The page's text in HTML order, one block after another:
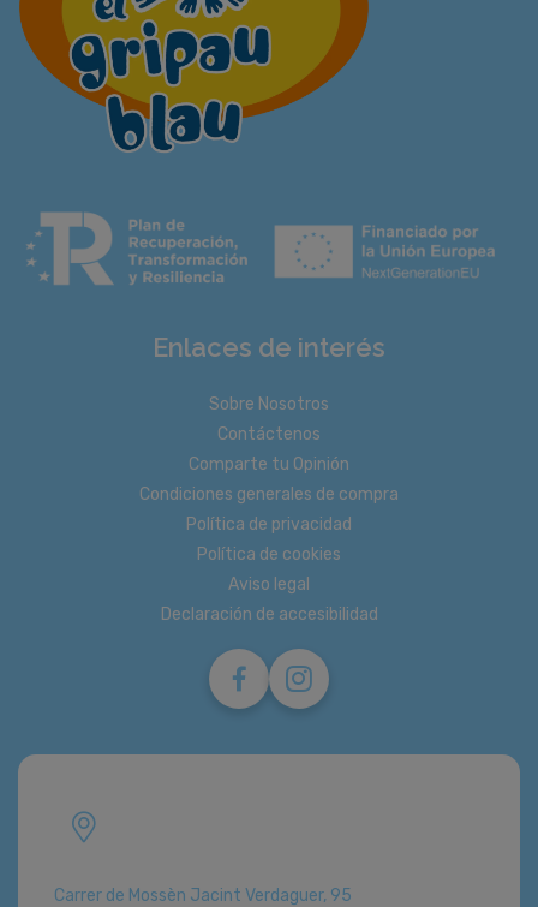
Enlaces de interés
Sobre Nosotros
Contáctenos
Comparte tu Opinión
Condiciones generales de compra
Política de privacidad
Política de cookies
Aviso legal
Declaración de accesibilidad
Carrer de Mossèn Jacint Verdaguer, 95